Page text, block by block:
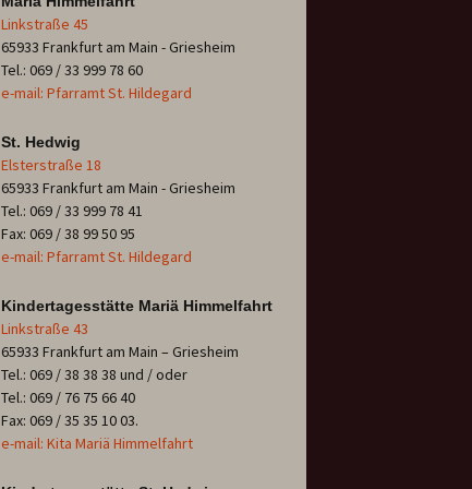
Linkstraße 45
65933 Frankfurt am Main - Griesheim
Tel.: 069 / 33 999 78 60
e-mail: Pfarramt St. Hildegard
St. Hedwig
Elsterstraße 18
65933 Frankfurt am Main - Griesheim
Tel.: 069 / 33 999 78 41
Fax: 069 / 38 99 50 95
e-mail: Pfarramt St. Hildegard
Kindertagesstätte Mariä Himmelfahrt
Linkstraße 43
65933 Frankfurt am Main – Griesheim
Tel.: 069 / 38 38 38 und / oder
Tel.: 069 / 76 75 66 40
Fax: 069 / 35 35 10 03.
e-mail: Kita Mariä Himmelfahrt